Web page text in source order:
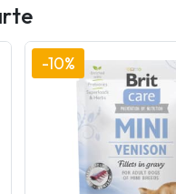
-10%